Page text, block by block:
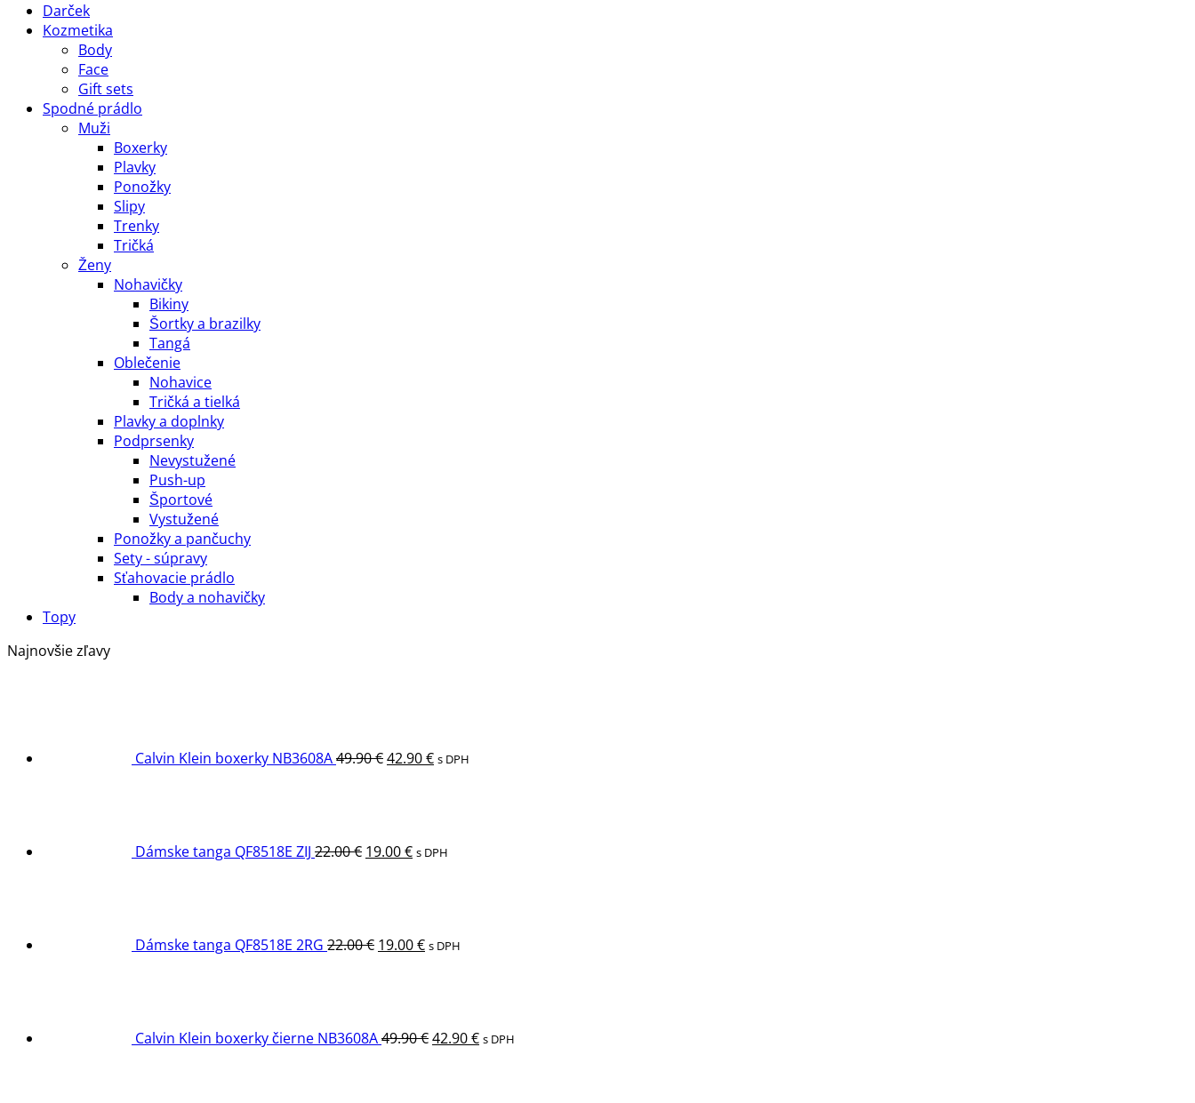
Darček
Kozmetika
Body
Face
Gift sets
Spodné prádlo
Muži
Boxerky
Plavky
Ponožky
Slipy
Trenky
Tričká
Ženy
Nohavičky
Bikiny
Šortky a brazilky
Tangá
Oblečenie
Nohavice
Tričká a tielká
Plavky a doplnky
Podprsenky
Nevystužené
Push-up
Športové
Vystužené
Ponožky a pančuchy
Sety - súpravy
Sťahovacie prádlo
Body a nohavičky
Topy
Najnovšie zľavy
Calvin Klein boxerky NB3608A49.90€42.90€ s DPH
Dámske tanga QF8518E ZIJ 22.00€ 19.00€ s DPH
Dámske tanga QF8518E 2RG 22.00€ 19.00€ s DPH
Calvin Klein boxerky čierne NB3608A49.90€42.90€ s DPH